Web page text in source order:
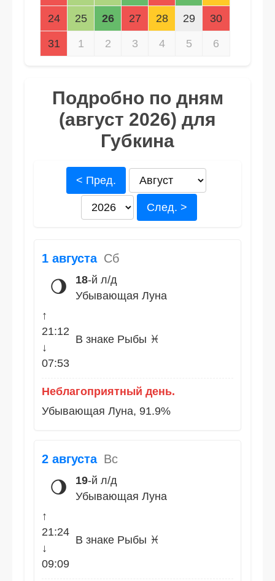
24 25 26 27 28 29 30
31 1 2 3 4 5 6
Подробно по дням
(август 2026) для
Губкина
< Пред.
След. >
1 августа Сб
🌖 18-й л/д
Убывающая Луна
↑
21:12
↓
07:53
В знаке Рыбы ♓
Неблагоприятный день.
Убывающая Луна, 91.9%
2 августа Вс
🌖 19-й л/д
Убывающая Луна
↑
21:24
↓
09:09
В знаке Рыбы ♓